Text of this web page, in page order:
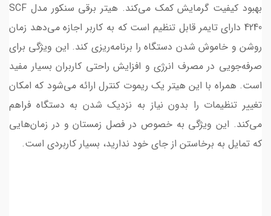
بهبود کیفیت گرمایش کمک می‌کند. هیتر برقی سنکور مدل SCF
4240 دارای تایمر قابل تنظیم است که به کاربر اجازه می‌دهد زمان
روشن و خاموش شدن دستگاه را برنامه‌ریزی کند. این ویژگی برای
صرفه‌جویی در مصرف انرژی و افزایش راحتی کاربران بسیار مفید
است. همراه با این هیتر یک ریموت کنترل ارائه می‌شود که امکان
تغییر تنظیمات را بدون نیاز به نزدیک شدن به دستگاه فراهم
می‌کند. این ویژگی به خصوص در فصل زمستان و در زمان‌هایی
که تمایل به برخاستن از جای خود ندارید، بسیار کاربردی است.